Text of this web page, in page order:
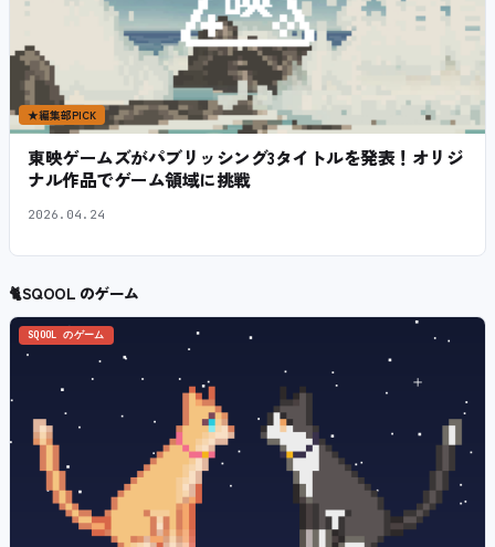
★編集部PICK
東映ゲームズがパブリッシング3タイトルを発表！オリジ
ナル作品でゲーム領域に挑戦
2026.04.24
🐈SQOOL のゲーム
SQOOL のゲーム